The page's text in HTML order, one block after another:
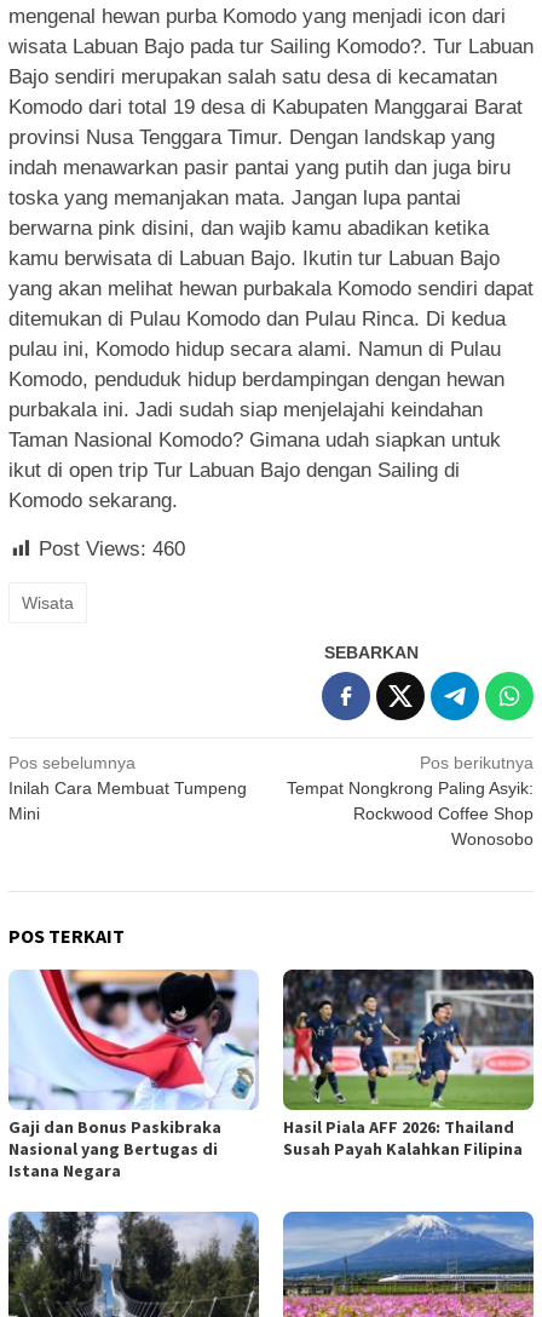
mengenal hewan purba Komodo yang menjadi icon dari
wisata Labuan Bajo pada tur Sailing Komodo?. Tur Labuan
Bajo sendiri merupakan salah satu desa di kecamatan
Komodo dari total 19 desa di Kabupaten Manggarai Barat
provinsi Nusa Tenggara Timur. Dengan landskap yang
indah menawarkan pasir pantai yang putih dan juga biru
toska yang memanjakan mata. Jangan lupa pantai
berwarna pink disini, dan wajib kamu abadikan ketika
kamu berwisata di Labuan Bajo. Ikutin tur Labuan Bajo
yang akan melihat hewan purbakala Komodo sendiri dapat
ditemukan di Pulau Komodo dan Pulau Rinca. Di kedua
pulau ini, Komodo hidup secara alami. Namun di Pulau
Komodo, penduduk hidup berdampingan dengan hewan
purbakala ini. Jadi sudah siap menjelajahi keindahan
Taman Nasional Komodo? Gimana udah siapkan untuk
ikut di open trip Tur Labuan Bajo dengan Sailing di
Komodo sekarang.
Post Views: 460
Wisata
SEBARKAN
Navigasi
pos
Pos sebelumnya
Inilah Cara Membuat Tumpeng
Mini
Pos berikutnya
Tempat Nongkrong Paling Asyik:
Rockwood Coffee Shop
Wonosobo
POS TERKAIT
Gaji dan Bonus Paskibraka
Nasional yang Bertugas di
Istana Negara
Hasil Piala AFF 2026: Thailand
Susah Payah Kalahkan Filipina